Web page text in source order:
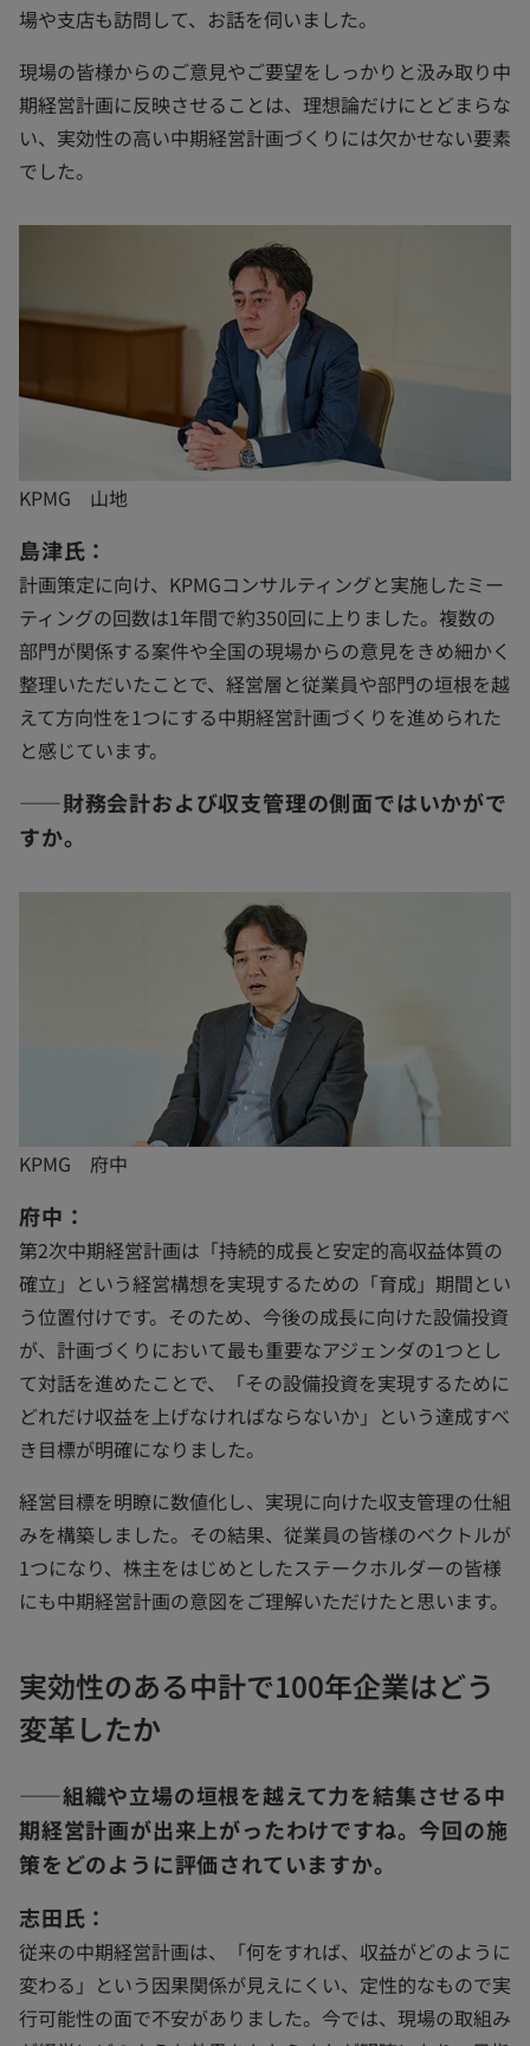
場や支店も訪問して、お話を伺いました。
現場の皆様からのご意見やご要望をしっかりと汲み取り中
期経営計画に反映させることは、理想論だけにとどまらな
い、実効性の高い中期経営計画づくりには欠かせない要素
でした。
KPMG 山地
島津氏：
計画策定に向け、KPMGコンサルティングと実施したミー
ティングの回数は1年間で約350回に上りました。複数の
部門が関係する案件や全国の現場からの意見をきめ細かく
整理いただいたことで、経営層と従業員や部門の垣根を越
えて方向性を1つにする中期経営計画づくりを進められた
と感じています。
――財務会計および収支管理の側面ではいかがで
すか。
KPMG 府中
府中：
第2次中期経営計画は「持続的成長と安定的高収益体質の
確立」という経営構想を実現するための「育成」期間とい
う位置付けです。そのため、今後の成長に向けた設備投資
が、計画づくりにおいて最も重要なアジェンダの1つとし
て対話を進めたことで、「その設備投資を実現するために
どれだけ収益を上げなければならないか」という達成すべ
き目標が明確になりました。
経営目標を明瞭に数値化し、実現に向けた収支管理の仕組
みを構築しました。その結果、従業員の皆様のベクトルが
1つになり、株主をはじめとしたステークホルダーの皆様
にも中期経営計画の意図をご理解いただけたと思います。
実効性のある中計で100年企業はどう
変革したか
――組織や立場の垣根を越えて力を結集させる中
期経営計画が出来上がったわけですね。今回の施
策をどのように評価されていますか。
志田氏：
従来の中期経営計画は、「何をすれば、収益がどのように
変わる」という因果関係が見えにくい、定性的なもので実
行可能性の面で不安がありました。今では、現場の取組み